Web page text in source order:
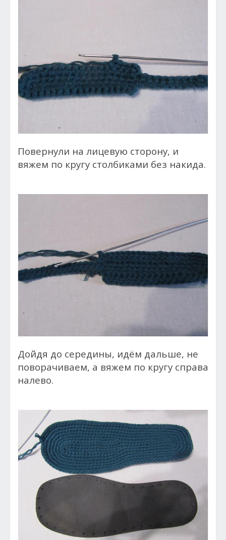
Повернули на лицевую сторону, и
вяжем по кругу столбиками без накида.
Дойдя до середины, идём дальше, не
поворачиваем, а вяжем по кругу справа
налево.